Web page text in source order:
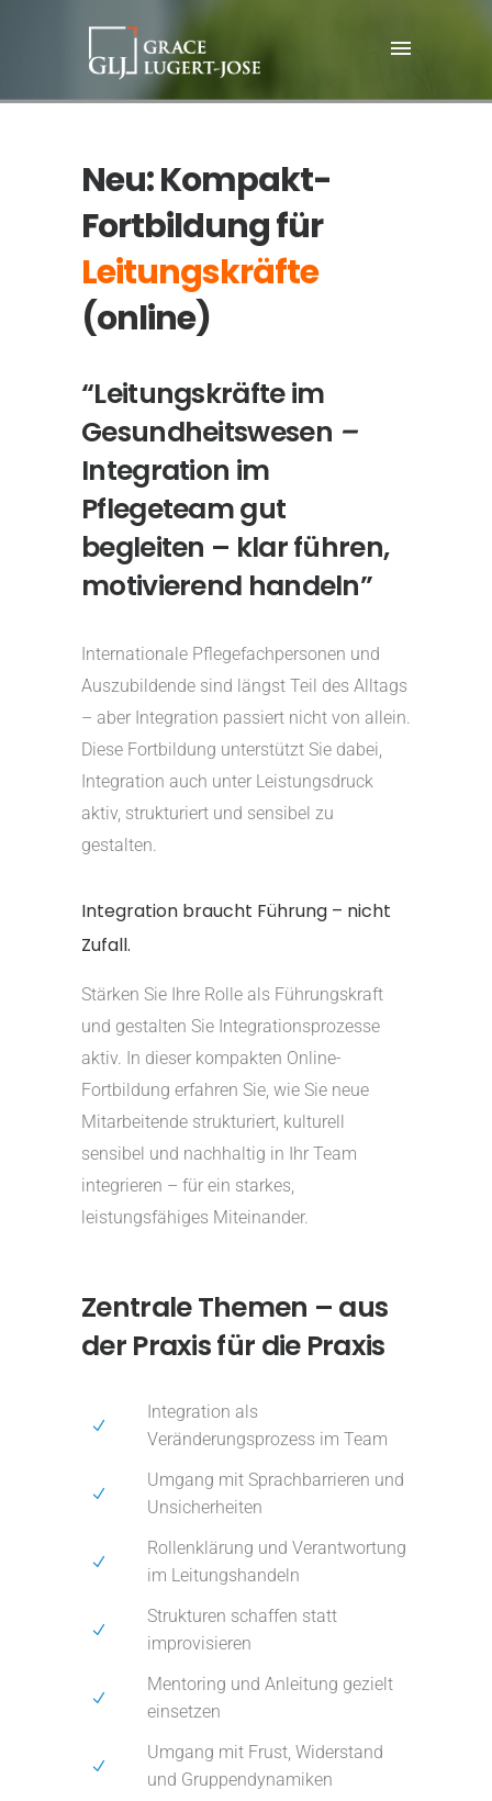
Neu: Kompakt-
Fortbildung für
Leitungskräfte
(online)
“Leitungskräfte im
Gesundheitswesen –
Integration im
Pflegeteam gut
begleiten – klar führen,
motivierend handeln”
Internationale Pflegefachpersonen und
Auszubildende sind längst Teil des Alltags
– aber Integration passiert nicht von allein.
Diese Fortbildung unterstützt Sie dabei,
Integration auch unter Leistungsdruck
aktiv, strukturiert und sensibel zu
gestalten.
Integration braucht Führung – nicht
Zufall.
Stärken Sie Ihre Rolle als Führungskraft
und gestalten Sie Integrationsprozesse
aktiv. In dieser kompakten Online-
Fortbildung erfahren Sie, wie Sie neue
Mitarbeitende strukturiert, kulturell
sensibel und nachhaltig in Ihr Team
integrieren – für ein starkes,
leistungsfähiges Miteinander.
Zentrale Themen – aus
der Praxis für die Praxis
Integration als
Veränderungsprozess im Team
Umgang mit Sprachbarrieren und
Unsicherheiten
Rollenklärung und Verantwortung
im Leitungshandeln
Strukturen schaffen statt
improvisieren
Mentoring und Anleitung gezielt
einsetzen
Umgang mit Frust, Widerstand
und Gruppendynamiken